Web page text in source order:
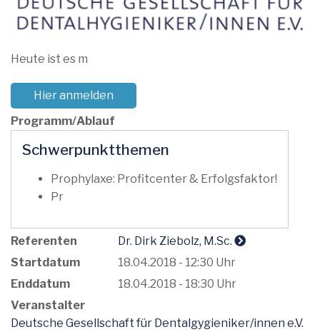
Heute ist es m
Hier anmelden
Programm/Ablauf
Schwerpunktthemen
Prophylaxe: Profitcenter & Erfolgsfaktor!
Pr
Referenten
Dr. Dirk Ziebolz, M.Sc.
Startdatum
18.04.2018 - 12:30 Uhr
Enddatum
18.04.2018 - 18:30 Uhr
Veranstalter
Deutsche Gesellschaft für Dentalgygieniker/innen e.V.